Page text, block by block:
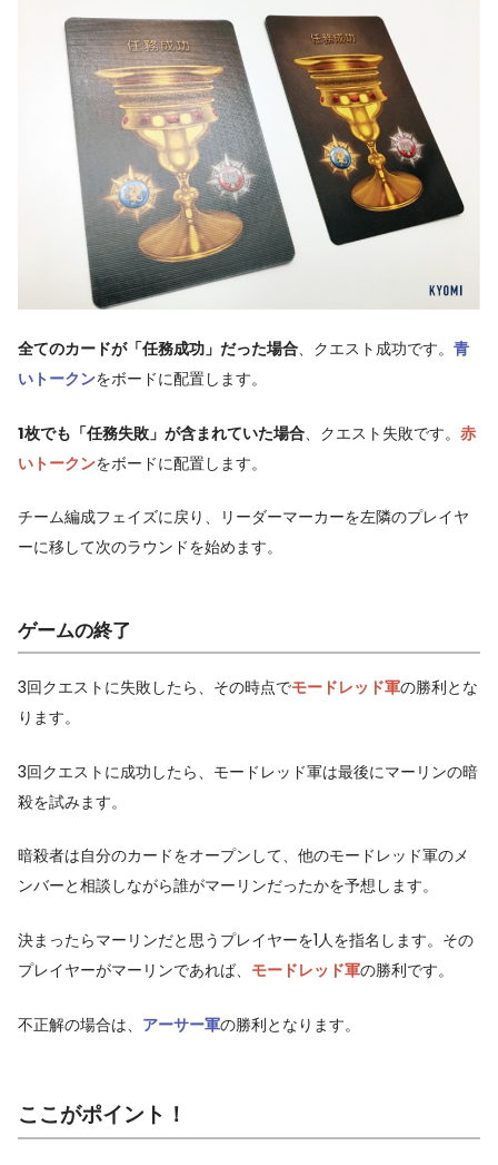
全てのカードが「任務成功」だった場合、クエスト成功です。 青
いトークンをボードに配置します。
1枚でも「任務失敗」が含まれていた場合、クエスト失敗です。 赤
いトークンをボードに配置します。
チーム編成フェイズに戻り、リーダーマーカーを左隣のプレイヤ
ーに移して次のラウンドを始めます。
ゲームの終了
3回クエストに失敗したら、その時点でモードレッド軍の勝利とな
ります。
3回クエストに成功したら、モードレッド軍は最後にマーリンの暗
殺を試みます。
暗殺者は自分のカードをオープンして、他のモードレッド軍のメ
ンバーと相談しながら誰がマーリンだったかを予想します。
決まったらマーリンだと思うプレイヤーを1人を指名します。その
プレイヤーがマーリンであれば、 モードレッド軍の勝利です。
不正解の場合は、 アーサー軍の勝利となります。
ここがポイント！